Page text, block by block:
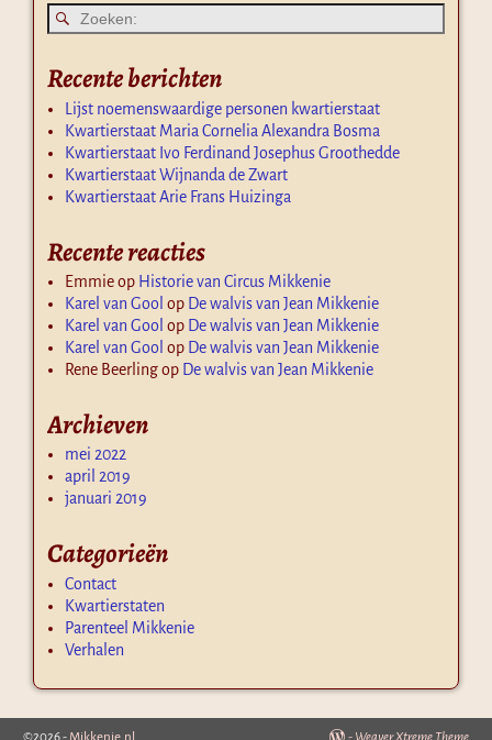
Recente berichten
Lijst noemenswaardige personen kwartierstaat
Kwartierstaat Maria Cornelia Alexandra Bosma
Kwartierstaat Ivo Ferdinand Josephus Groothedde
Kwartierstaat Wijnanda de Zwart
Kwartierstaat Arie Frans Huizinga
Recente reacties
Emmieop Historie van Circus Mikkenie
Karel van Gool op De walvis van Jean Mikkenie
Karel van Gool op De walvis van Jean Mikkenie
Karel van Gool op De walvis van Jean Mikkenie
Rene Beerlingop De walvis van Jean Mikkenie
Archieven
mei 2022
april 2019
januari 2019
Categorieën
Contact
Kwartierstaten
Parenteel Mikkenie
Verhalen
©2026 - Mikkenie.nl - Weaver Xtreme Theme